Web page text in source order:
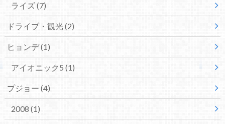
ライズ(7)
ドライブ・観光(2)
ヒョンデ(1)
アイオニック5 (1)
プジョー (4)
2008 (1)